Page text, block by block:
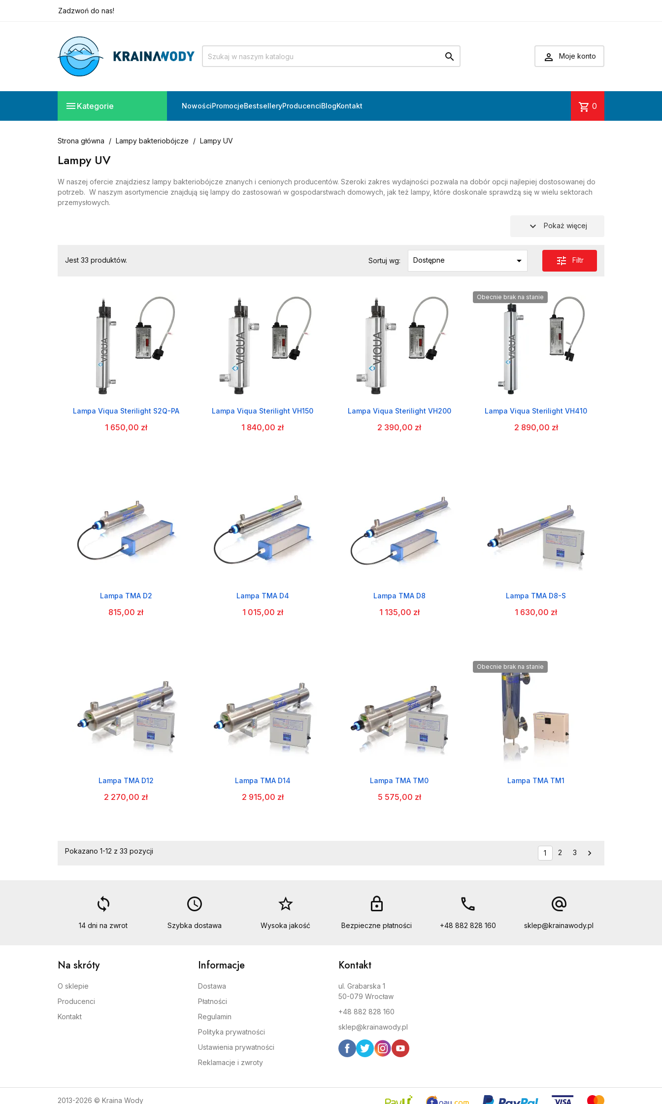
+48 882 828 160
Zadzwoń do nas!
+48 882 828 160
  Moje konto
 Kategorie NowościPromocjeBestselleryProducenciBlogKontakt shopping_cart 0
Strona główna Lampy bakteriobójcze Lampy UV
Lampy UV
W naszej ofercie znajdziesz lampy bakteriobójcze znanych i cenionych producentów. Szeroki zakres wydajności pozwala na dobór opcji najlepiej dostosowanej do
potrzeb. W naszym asortymencie znajdują się lampy do zastosowań w gospodarstwach domowych, jak też lampy, które doskonale sprawdzą się w wielu sektorach
przemysłowych.
expand_more Pokaż więcej
Jest 33 produktów. Sortuj wg: Dostępne  tune Filtr
Lampa Viqua Sterilight S2Q-PA
1 650,00 zł
Lampa Viqua Sterilight VH150
1 840,00 zł
Lampa Viqua Sterilight VH200
2 390,00 zł
Obecnie brak na stanie
Lampa Viqua Sterilight VH410
2 890,00 zł
Lampa TMA D2
815,00 zł
Lampa TMA D4
1 015,00 zł
Lampa TMA D8
1 135,00 zł
Lampa TMA D8-S
1 630,00 zł
Lampa TMA D12
2 270,00 zł
Lampa TMA D14
2 915,00 zł
Lampa TMA TM0
5 575,00 zł
Obecnie brak na stanie
Lampa TMA TM1
Pokazano 1-12 z 33 pozycji 1 2 3 
loop
14 dni na zwrot
access_time
Szybka dostawa
star_border
Wysoka jakość
lock
Bezpieczne płatności
call
+48 882 828 160
alternate_email
sklep@krainawody.pl
Na skróty
O sklepie
Producenci
Kontakt
Informacje
Dostawa
Płatności
Regulamin
Polityka prywatności
Ustawienia prywatności
Reklamacje i zwroty
Kontakt
ul. Grabarska 1
50-079 Wrocław
+48 882 828 160
sklep@krainawody.pl
2013-2026 © Kraina Wody